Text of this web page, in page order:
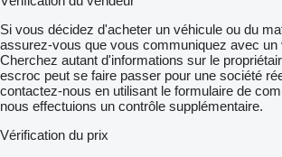
Si vous décidez d'acheter un véhicule ou du
assurez-vous que vous communiquez avec un
Cherchez autant d'informations sur le
escroc peut se faire passer pour une société
contactez-nous en utilisant le formulaire de
nous effectuions un contrôle supplémentaire.
Vérification du prix